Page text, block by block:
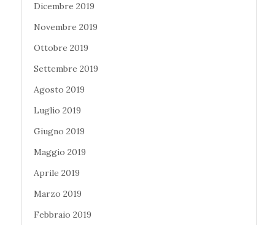
Dicembre 2019
Novembre 2019
Ottobre 2019
Settembre 2019
Agosto 2019
Luglio 2019
Giugno 2019
Maggio 2019
Aprile 2019
Marzo 2019
Febbraio 2019